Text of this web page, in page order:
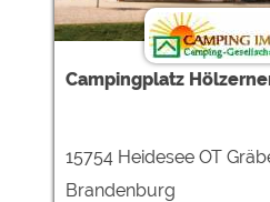
Campingplatz
15754 Heidesee OT
Brandenburg